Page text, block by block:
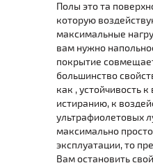
Полы это та
которую
максимальные
вам нужно
покрытие
большинство
как , устойчивость к
истиранию, к
ультрафиолетовых
максимально
эксплуатации, то
Вам остановить